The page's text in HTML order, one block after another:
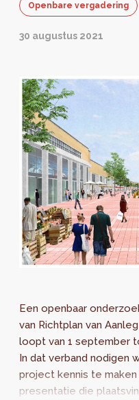
Openbare vergadering
30 augustus 2021
Een openbaar
van Richtplan van
loopt van 1 september
In dat verband nodigen
project kennis te
presentatie die